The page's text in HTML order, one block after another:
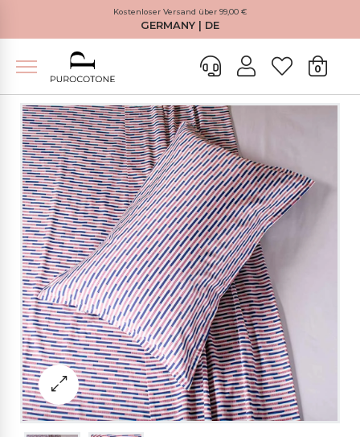
Kostenloser Versand über 99,00 €
GERMANY | DE
0